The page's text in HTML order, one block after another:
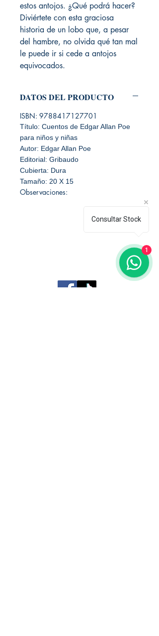
estos antojos. ¿Qué podrá hacer?
Diviértete con esta graciosa
historia de un lobo que, a pesar
del hambre, no olvida qué tan mal
le puede ir si cede a antojos
equivocados.
DATOS DEL PRODUCTO
ISBN: 9788417127701
Título: Cuentos de Edgar Allan Poe
para niños y niñas
Autor: Edgar Allan Poe
Editorial: Gribaudo
Cubierta: Dura
Tamaño: 20 X 15
Observaciones:
Librería Editorial Trilobites
Consultar Stock
1